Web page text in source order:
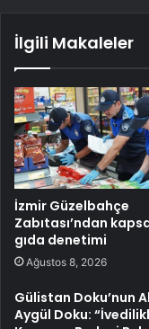
İlgili Makaleler
İzmir Güzelbahçe
Zabıtası’ndan
gıda denetimi
Ağustos 8, 2026
Gülistan Doku’nun
Aygül Doku: